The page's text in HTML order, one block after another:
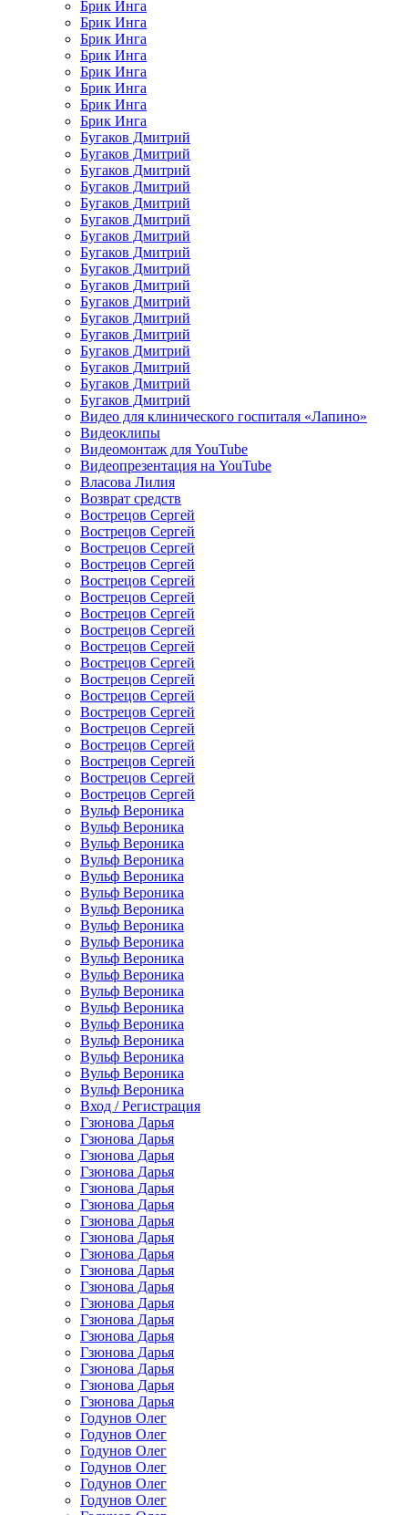
Брик Инга
Брик Инга
Брик Инга
Брик Инга
Брик Инга
Брик Инга
Брик Инга
Брик Инга
Бугаков Дмитрий
Бугаков Дмитрий
Бугаков Дмитрий
Бугаков Дмитрий
Бугаков Дмитрий
Бугаков Дмитрий
Бугаков Дмитрий
Бугаков Дмитрий
Бугаков Дмитрий
Бугаков Дмитрий
Бугаков Дмитрий
Бугаков Дмитрий
Бугаков Дмитрий
Бугаков Дмитрий
Бугаков Дмитрий
Бугаков Дмитрий
Бугаков Дмитрий
Видео для клинического госпиталя «Лапино»
Видеоклипы
Видеомонтаж для YouTube
Видеопрезентация на YouTube
Власова Лилия
Возврат средств
Вострецов Сергей
Вострецов Сергей
Вострецов Сергей
Вострецов Сергей
Вострецов Сергей
Вострецов Сергей
Вострецов Сергей
Вострецов Сергей
Вострецов Сергей
Вострецов Сергей
Вострецов Сергей
Вострецов Сергей
Вострецов Сергей
Вострецов Сергей
Вострецов Сергей
Вострецов Сергей
Вострецов Сергей
Вострецов Сергей
Вульф Вероника
Вульф Вероника
Вульф Вероника
Вульф Вероника
Вульф Вероника
Вульф Вероника
Вульф Вероника
Вульф Вероника
Вульф Вероника
Вульф Вероника
Вульф Вероника
Вульф Вероника
Вульф Вероника
Вульф Вероника
Вульф Вероника
Вульф Вероника
Вульф Вероника
Вульф Вероника
Вход / Регистрация
Гзюнова Дарья
Гзюнова Дарья
Гзюнова Дарья
Гзюнова Дарья
Гзюнова Дарья
Гзюнова Дарья
Гзюнова Дарья
Гзюнова Дарья
Гзюнова Дарья
Гзюнова Дарья
Гзюнова Дарья
Гзюнова Дарья
Гзюнова Дарья
Гзюнова Дарья
Гзюнова Дарья
Гзюнова Дарья
Гзюнова Дарья
Гзюнова Дарья
Годунов Олег
Годунов Олег
Годунов Олег
Годунов Олег
Годунов Олег
Годунов Олег